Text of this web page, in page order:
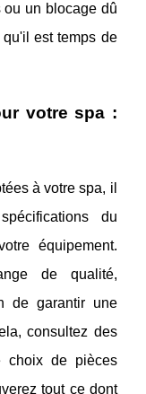
ou un blocage dû
est temps de
votre spa :
à votre spa, il
du
équipement.
de qualité,
de garantir une
consultez des
choix de pièces
tout ce dont